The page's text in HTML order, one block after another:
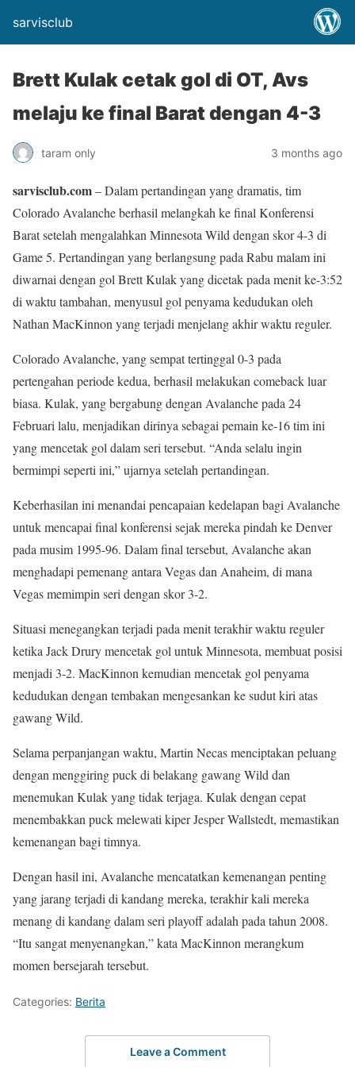
sarvisclub
Brett Kulak cetak gol di OT, Avs
melaju ke final Barat dengan 4-3
taram only 3 months ago
sarvisclub.com– Dalam pertandingan yang dramatis, tim
Colorado Avalanche berhasil melangkah ke final Konferensi
Barat setelah mengalahkan Minnesota Wild dengan skor 4-3 di
Game 5. Pertandingan yang berlangsung pada Rabu malam ini
diwarnai dengan gol Brett Kulak yang dicetak pada menit ke-3:52
di waktu tambahan, menyusul gol penyama kedudukan oleh
Nathan MacKinnon yang terjadi menjelang akhir waktu reguler.
Colorado Avalanche, yang sempat tertinggal 0-3 pada
pertengahan periode kedua, berhasil melakukan comeback luar
biasa. Kulak, yang bergabung dengan Avalanche pada 24
Februari lalu, menjadikan dirinya sebagai pemain ke-16 tim ini
yang mencetak gol dalam seri tersebut. “Anda selalu ingin
bermimpi seperti ini,” ujarnya setelah pertandingan.
Keberhasilan ini menandai pencapaian kedelapan bagi Avalanche
untuk mencapai final konferensi sejak mereka pindah ke Denver
pada musim 1995-96. Dalam final tersebut, Avalanche akan
menghadapi pemenang antara Vegas dan Anaheim, di mana
Vegas memimpin seri dengan skor 3-2.
Situasi menegangkan terjadi pada menit terakhir waktu reguler
ketika Jack Drury mencetak gol untuk Minnesota, membuat posisi
menjadi 3-2. MacKinnon kemudian mencetak gol penyama
kedudukan dengan tembakan mengesankan ke sudut kiri atas
gawang Wild.
Selama perpanjangan waktu, Martin Necas menciptakan peluang
dengan menggiring puck di belakang gawang Wild dan
menemukan Kulak yang tidak terjaga. Kulak dengan cepat
menembakkan puck melewati kiper Jesper Wallstedt, memastikan
kemenangan bagi timnya.
Dengan hasil ini, Avalanche mencatatkan kemenangan penting
yang jarang terjadi di kandang mereka, terakhir kali mereka
menang di kandang dalam seri playoff adalah pada tahun 2008.
“Itu sangat menyenangkan,” kata MacKinnon merangkum
momen bersejarah tersebut.
Categories: Berita
Leave a Comment